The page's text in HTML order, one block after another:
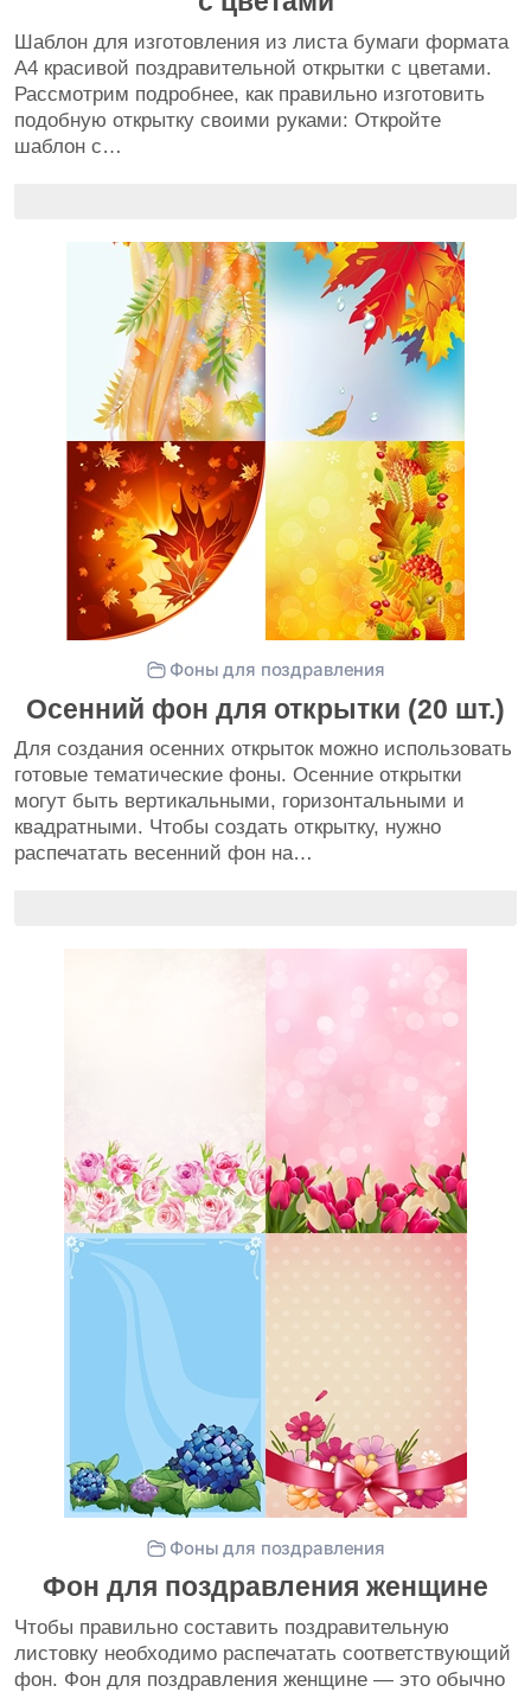
Шаблон для изготовления из листа бумаги формата
А4 красивой поздравительной открытки с цветами.
Рассмотрим подробнее, как правильно изготовить
подобную открытку своими руками: Откройте
шаблон с…
Фоны для поздравления
Осенний фон для открытки (20 шт.)
Для создания осенних открыток можно использовать
готовые тематические фоны. Осенние открытки
могут быть вертикальными, горизонтальными и
квадратными. Чтобы создать открытку, нужно
распечатать весенний фон на…
Фоны для поздравления
Фон для поздравления женщине
Чтобы правильно составить поздравительную
листовку необходимо распечатать соответствующий
фон. Фон для поздравления женщине — это обычно